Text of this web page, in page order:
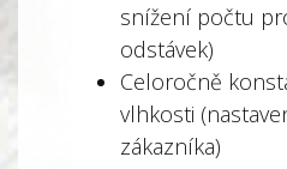
snížení počtu
odstávek)
Celoročně
vlhkosti
zákazníka)